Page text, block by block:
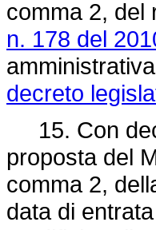
comma 2, del
n. 178 del
decreto
15. Con
proposta del
comma 2,
data di